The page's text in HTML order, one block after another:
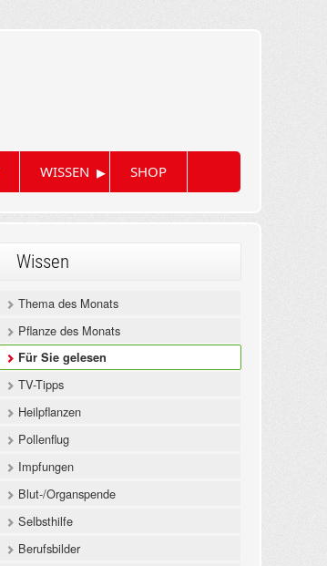
WISSEN ▸ SHOP
Wissen
Thema des Monats
Pflanze des Monats
Für Sie gelesen
TV-Tipps
Heilpflanzen
Pollenflug
Impfungen
Blut-/Organspende
Selbsthilfe
Berufsbilder